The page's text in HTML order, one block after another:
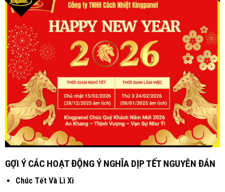
GỢI Ý CÁC HOẠT ĐỘNG Ý NGHĨA DỊP TẾT NGUYÊN ĐÁN
Chúc Tết Và Lì Xì